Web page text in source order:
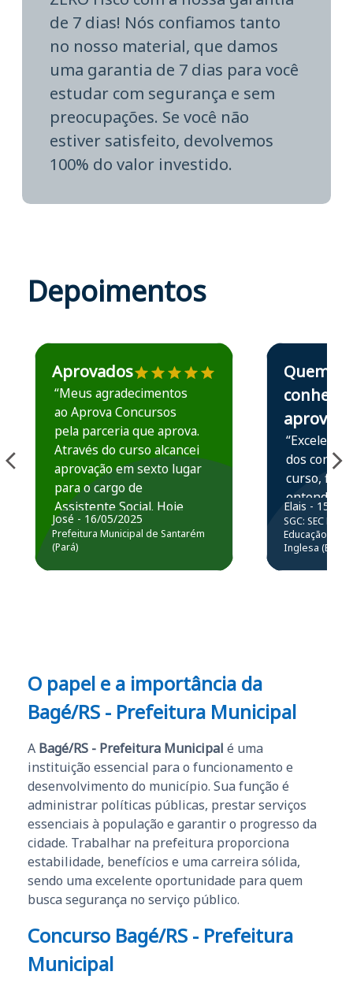
de 7 dias! Nós confiamos tanto
no nosso material, que damos
uma garantia de 7 dias para você
estudar com segurança e sem
preocupações. Se você não
estiver satisfeito, devolvemos
100% do valor investido.
Depoimentos
Estudante José recomenda o Aprova Concursos em
Aprovados
“Meus agradecimentos
ao Aprova Concursos
pela parceria que aprova.
Através do curso alcancei
aprovação em sexto lugar
para o cargo de
Assistente Social. Hoje
estou atuando na
Prefeitura de Santarém.
José - 16/05/2025
Prefeitura Municipal de Santarém
(Pará)
Estudante Elais
Quem
conhece,
aprova
“Excelente
dos
curso,
entender e
prática
resolução
questões.”
Elais - 15/07/
SGC: SEC BA
Educação
Inglesa (Edital
O papel e a importância da
Bagé/RS - Prefeitura Municipal
A Bagé/RS - Prefeitura Municipal é uma
instituição essencial para o funcionamento e
desenvolvimento do município. Sua função é
administrar políticas públicas, prestar serviços
essenciais à população e garantir o progresso da
cidade. Trabalhar na prefeitura proporciona
estabilidade, benefícios e uma carreira sólida,
sendo uma excelente oportunidade para quem
busca segurança no serviço público.
Concurso Bagé/RS - Prefeitura
Municipal